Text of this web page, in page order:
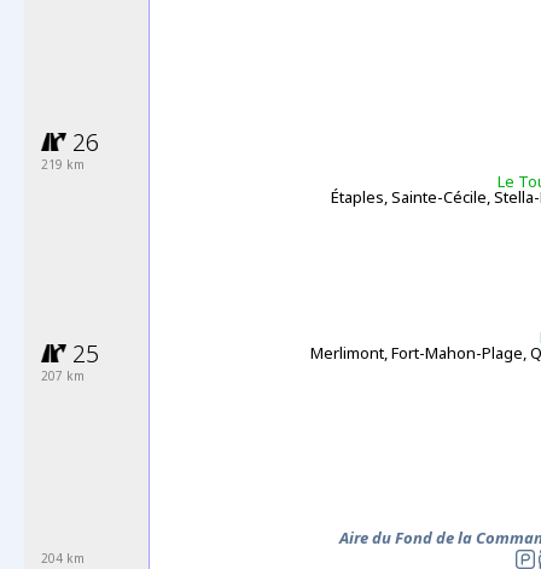
26
219 km
Le
Étaples, Sainte-Cécile,
25
207 km
Merlimont, Fort-Mahon-Plage,
204 km
Aire du Fond de la